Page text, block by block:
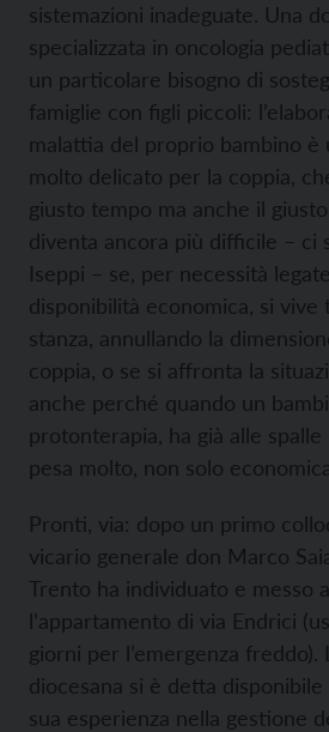
sistemazioni inadeguate. Una
specializzata in oncologia
un particolare bisogno di
famiglie con figli piccoli:
malattia del proprio bambino è
molto delicato per la coppia,
giusto tempo ma anche il
diventa ancora più difficile – ci
Iseppi – se, per necessità
disponibilità economica, si vive
stanza, annullando la
coppia, o se si affronta la
anche perché quando un
protonterapia, ha già alle
pesa molto, non solo
Pronti, via: dopo un primo
vicario generale don Marco
Trento ha individuato e messo
l’appartamento di via Endrici
giorni per l’emergenza freddo).
diocesana si è detta
sua esperienza nella gestione